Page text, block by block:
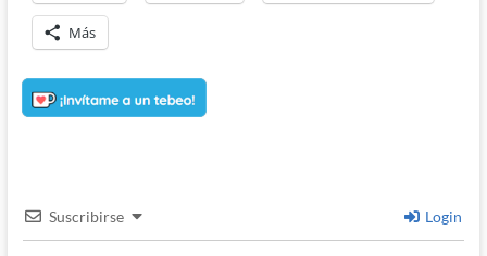
Más
Suscribirse Login